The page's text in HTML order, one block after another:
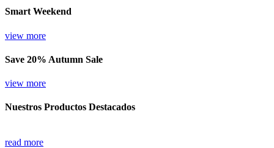
Smart Weekend
view more
Save 20% Autumn Sale
view more
Nuestros Productos Destacados
read more